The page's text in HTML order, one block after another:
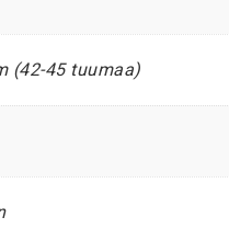
(42-45 tuumaa)